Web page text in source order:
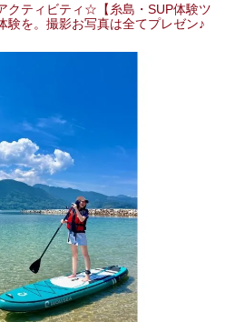
クティビティ☆【糸島・SUP体験ツ
験を。撮影お写真は全てプレゼン♪